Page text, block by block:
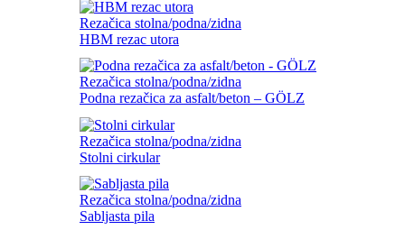
Rezačica stolna/podna/zidna
HBM rezac utora
Rezačica stolna/podna/zidna
Podna rezačica za asfalt/beton – GÖLZ
Rezačica stolna/podna/zidna
Stolni cirkular
Rezačica stolna/podna/zidna
Sabljasta pila